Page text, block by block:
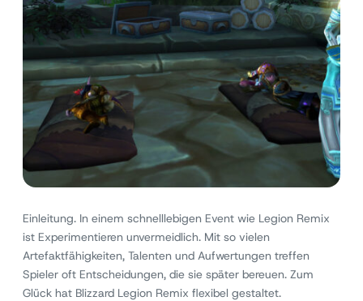
Einleitung. In einem schnelllebigen Event wie Legion Remix
ist Experimentieren unvermeidlich. Mit so vielen
Artefaktfähigkeiten, Talenten und Aufwertungen treffen
Spieler oft Entscheidungen, die sie später bereuen. Zum
Glück hat Blizzard Legion Remix flexibel gestaltet.